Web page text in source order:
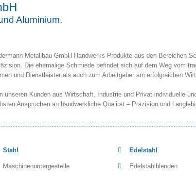
Aluminium.
Metallbau GmbH Handwerks Produkte aus den Bereichen
Die ehemalige Schmiede befindet sich auf dem Weg vom
und Dienstleister als auch zum Arbeitgeber am erfolgreichen
unseren Kunden aus Wirtschaft, Industrie und Privat individuelle
Ansprüchen an handwerkliche Qualität – Präzision und
Stahl
Maschinenuntergestelle
Edelstahl
Edelstahlblenden